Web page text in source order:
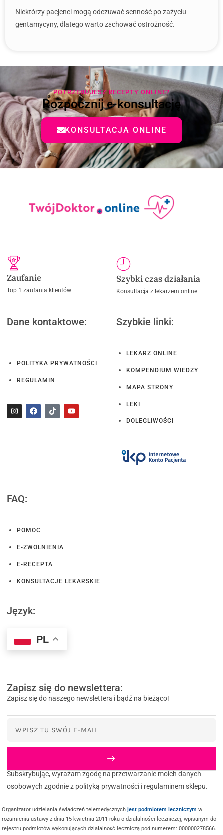
Niektórzy pacjenci mogą odczuwać senność po zażyciu
gentamycyny, dlatego warto zachować ostrożność.
POTRZEBUJESZ RECEPTY ONLINE?
Rozpocznij e-konsultację
KONSULTACJA ONLINE
Zaufanie
Top 1 zaufania klientów
Szybki czas działania
Konsultacja z lekarzem online
Dane kontaktowe:
POLITYKA PRYWATNOŚCI
REGULAMIN
Szybkie linki:
LEKARZ ONLINE
KOMPENDIUM WIEDZY
MAPA STRONY
LEKI
DOLEGLIWOŚCI
FAQ:
POMOC
E-ZWOLNIENIA
E-RECEPTA
KONSULTACJE LEKARSKIE
Język:
PL
Zapisz się do newslettera:
Zapisz się do naszego newslettera i bądź na bieżąco!
Subskrybując, wyrażam zgodę na przetwarzanie moich danych
osobowych zgodnie z polityką prywatności i regulaminem sklepu.
Organizator udzielania świadczeń telemedycznychjest podmiotem leczniczym w
rozumieniu ustawy z dnia 15 kwietnia 2011 roku o działalności leczniczej, wpisanym do
rejestru podmiotów wykonujących działalność leczniczą pod numerem: 000000278566.